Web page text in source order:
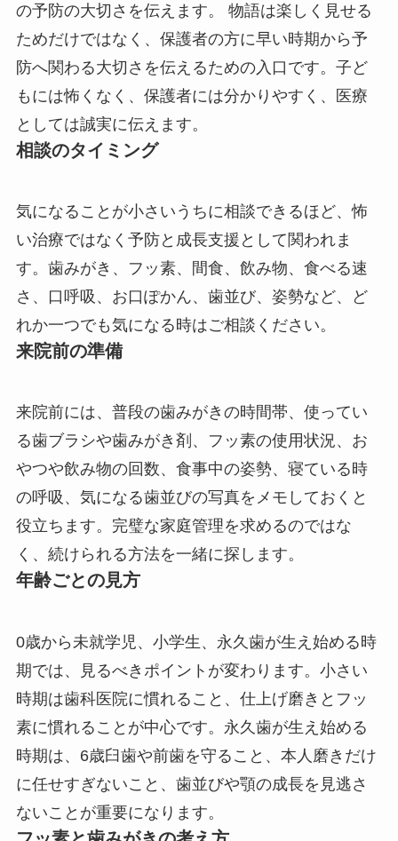
の予防の大切さを伝えます。 物語は楽しく見せる
ためだけではなく、保護者の方に早い時期から予
防へ関わる大切さを伝えるための入口です。子ど
もには怖くなく、保護者には分かりやすく、医療
としては誠実に伝えます。
相談のタイミング
気になることが小さいうちに相談できるほど、怖
い治療ではなく予防と成長支援として関われま
す。歯みがき、フッ素、間食、飲み物、食べる速
さ、口呼吸、お口ぽかん、歯並び、姿勢など、ど
れか一つでも気になる時はご相談ください。
来院前の準備
来院前には、普段の歯みがきの時間帯、使ってい
る歯ブラシや歯みがき剤、フッ素の使用状況、お
やつや飲み物の回数、食事中の姿勢、寝ている時
の呼吸、気になる歯並びの写真をメモしておくと
役立ちます。完璧な家庭管理を求めるのではな
く、続けられる方法を一緒に探します。
年齢ごとの見方
0歳から未就学児、小学生、永久歯が生え始める時
期では、見るべきポイントが変わります。小さい
時期は歯科医院に慣れること、仕上げ磨きとフッ
素に慣れることが中心です。永久歯が生え始める
時期は、6歳臼歯や前歯を守ること、本人磨きだけ
に任せすぎないこと、歯並びや顎の成長を見逃さ
ないことが重要になります。